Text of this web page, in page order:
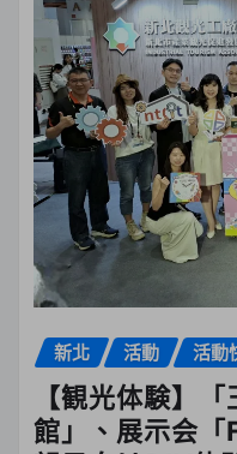
新北 活動 活動
【観光体験】
館」、展示会